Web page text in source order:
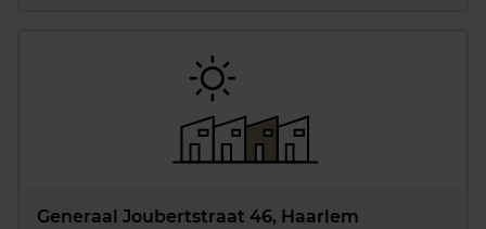
Generaal Joubertstraat 46, Haarlem